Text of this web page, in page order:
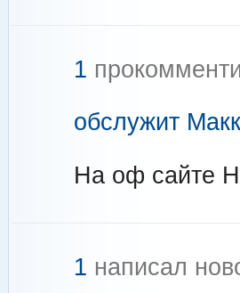
1
обслужит
На оф сайте
1 написал